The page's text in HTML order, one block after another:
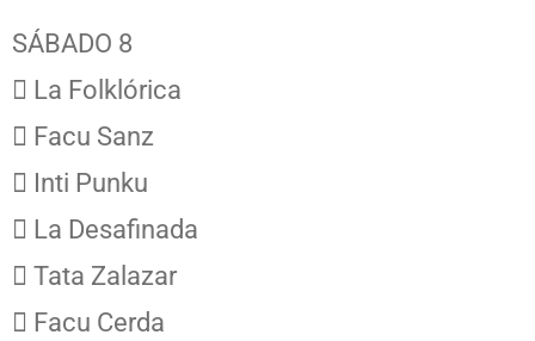
SÁBADO 8
 La Folklórica
 Facu Sanz
 Inti Punku
 La Desafinada
 Tata Zalazar
 Facu Cerda